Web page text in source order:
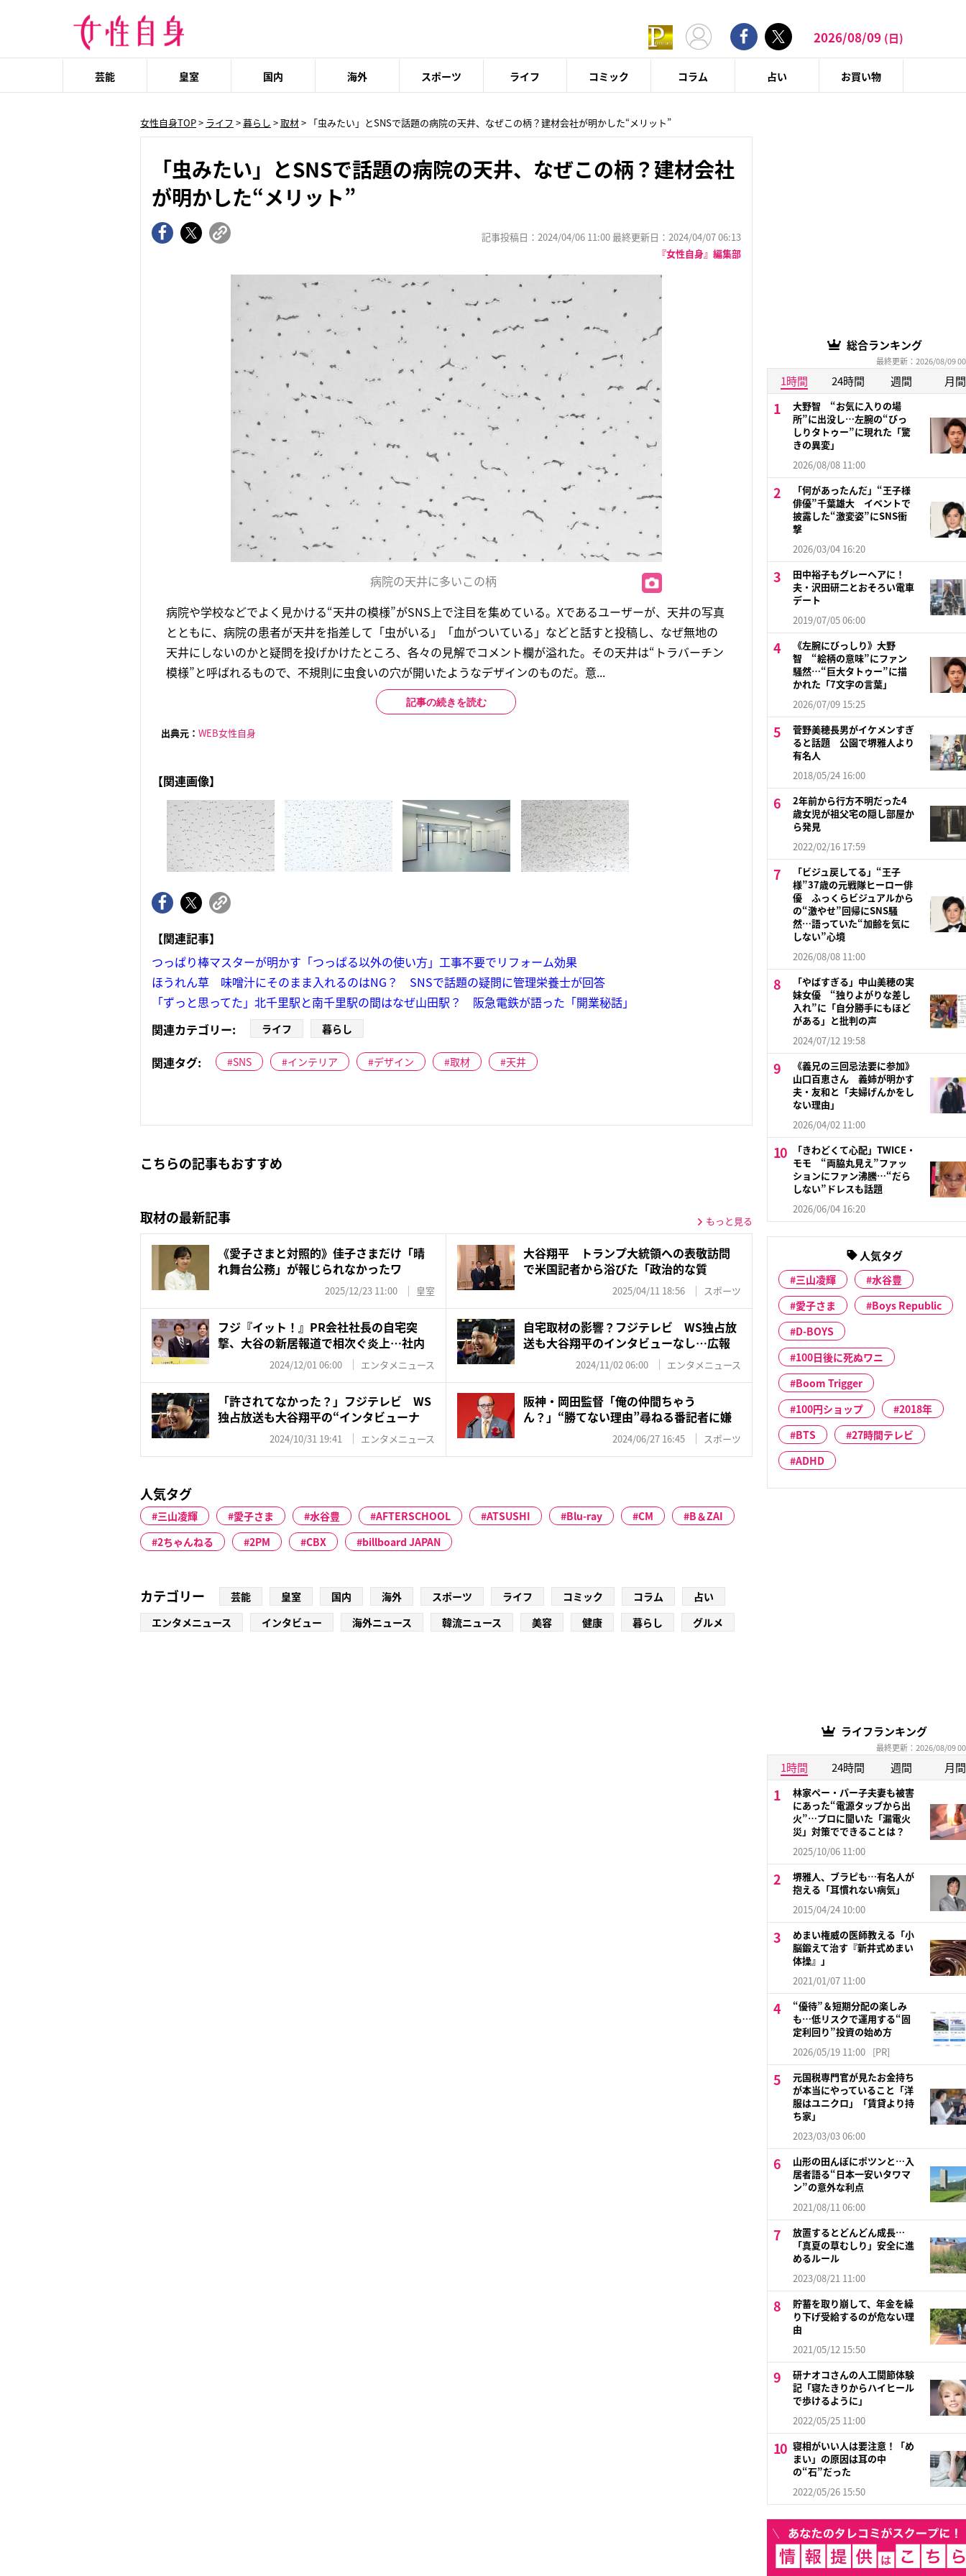
2026/08/09 (日)
芸能 皇室 国内 海外 スポーツ ライフ コミック コラム 占い お買い物
女性自身TOP> ライフ >暮らし >取材> 「虫みたい」とSNSで話題の病院の天井、なぜこの柄？建材会社が明かした“メリット”
「虫みたい」とSNSで話題の病院の天井、なぜこの柄？建材会社
が明かした“メリット”
記事投稿日：2024/04/06 11:00 最終更新日：2024/04/07 06:13
『女性自身』編集部
病院の天井に多いこの柄
病院や学校などでよく見かける“天井の模様”がSNS上で注目を集めている。Xであるユーザーが、天井の写真
とともに、病院の患者が天井を指差して「虫がいる」「血がついている」などと話すと投稿し、なぜ無地の
天井にしないのかと疑問を投げかけたところ、各々の見解でコメント欄が溢れた。その天井は“トラバーチン
模様”と呼ばれるもので、不規則に虫食いの穴が開いたようなデザインのものだ。意...
記事の続きを読む
出典元： WEB女性自身
【関連画像】
【関連記事】
つっぱり棒マスターが明かす「つっぱる以外の使い方」工事不要でリフォーム効果
ほうれん草 味噌汁にそのまま入れるのはNG？ SNSで話題の疑問に管理栄養士が回答
「ずっと思ってた」北千里駅と南千里駅の間はなぜ山田駅？ 阪急電鉄が語った「開業秘話」
関連カテゴリー:
ライフ 暮らし
関連タグ: SNS インテリア デザイン 取材 天井
こちらの記事もおすすめ
取材の最新記事 もっと見る
《愛子さまと対照的》佳子さまだけ「晴
れ舞台公務」が報じられなかったワ
2025/12/23 11:00 皇室
大谷翔平 トランプ大統領への表敬訪問
で米国記者から浴びた「政治的な質
2025/04/11 18:56 スポーツ
フジ『イット！』PR会社社長の自宅突
撃、大谷の新居報道で相次ぐ炎上…社内
2024/12/01 06:00 エンタメニュース
自宅取材の影響？フジテレビ WS独占放
送も大谷翔平のインタビューなし…広報
2024/11/02 06:00 エンタメニュース
「許されてなかった？」フジテレビ WS
独占放送も大谷翔平の“インタビューナ
2024/10/31 19:41 エンタメニュース
阪神・岡田監督「俺の仲間ちゃう
ん？」“勝てない理由”尋ねる番記者に嫌
2024/06/27 16:45 スポーツ
人気タグ
三山凌輝 愛子さま 水谷豊 AFTERSCHOOL ATSUSHI Blu-ray CM
B＆ZAI
2ちゃんねる
2PM CBX billboard JAPAN
カテゴリー 芸能 皇室 国内 海外 スポーツ ライフ コミック コラム
占い
エンタメニュース
インタビュー 海外ニュース 韓流ニュース 美容 健康 暮らし グルメ
総合ランキング
最終更新：2026/08/09
1時間 24時間 週間 月間
大野智 “お気に入りの場
所”に出没し…左腕の“びっ
しりタトゥー”に現れた「驚
きの異変」
2026/08/08 11:00
「何があったんだ」“王子様
俳優”千葉雄大 イベントで
披露した“激変姿”にSNS衝
撃
2026/03/04 16:20
田中裕子もグレーヘアに！
夫・沢田研二とおそろい電車
デート
2019/07/05 06:00
《左腕にびっしり》大野
智 “絵柄の意味”にファン
騒然…“巨大タトゥー”に描
かれた「7文字の言葉」
2026/07/09 15:25
菅野美穂長男がイケメンすぎ
ると話題 公園で堺雅人より
有名人
2018/05/24 16:00
2年前から行方不明だった4
歳女児が祖父宅の隠し部屋か
ら発見
2022/02/16 17:59
「ビジュ戻してる」“王子
様”37歳の元戦隊ヒーロー俳
優 ふっくらビジュアルから
の“激やせ”回帰にSNS騒
然…語っていた“加齢を気に
しない”心境
2026/08/08 11:00
「やばすぎる」中山美穂の実
妹女優 “独りよがりな差し
入れ”に「自分勝手にもほど
がある」と批判の声
2024/07/12 19:58
《義兄の三回忌法要に参加》
山口百恵さん 義姉が明かす
夫・友和と「夫婦げんかをし
ない理由」
2026/04/02 11:00
「きわどくて心配」TWICE・
モモ “両脇丸見え”ファッ
ションにファン沸騰…“だら
しない”ドレスも話題
2026/06/04 16:20
人気タグ
三山凌輝
水谷豊
愛子さま
Boys Republic
D-BOYS
100日後に死ぬワニ
Boom Trigger
100円ショップ
2018年
BTS
27時間テレビ
ADHD
ライフランキング
最終更新：2026/08/09
1時間 24時間 週間 月間
林家ペー・パー子夫妻も被害
にあった“電源タップから出
火”…プロに聞いた「漏電火
災」対策でできることは？
2025/10/06 11:00
堺雅人、ブラピも…有名人が
抱える「耳慣れない病気」
2015/04/24 10:00
めまい権威の医師教える「小
脳鍛えて治す『新井式めまい
体操』」
2021/01/07 11:00
“優待”＆短期分配の楽しみ
も…低リスクで運用する“固
定利回り”投資の始め方
2026/05/19 11:00 [PR]
元国税専門官が見たお金持ち
が本当にやっていること「洋
服はユニクロ」「賃貸より持
ち家」
2023/03/03 06:00
山形の田んぼにポツンと…入
居者語る“日本一安いタワマ
ン”の意外な利点
2021/08/11 06:00
放置するとどんどん成長…
「真夏の草むしり」安全に進
めるルール
2023/08/21 11:00
貯蓄を取り崩して、年金を繰
り下げ受給するのが危ない理
由
2021/05/12 15:50
研ナオコさんの人工関節体験
記「寝たきりからハイヒール
で歩けるように」
2022/05/25 11:00
寝相がいい人は要注意！「め
まい」の原因は耳の中
の“石”だった
2022/05/26 15:50